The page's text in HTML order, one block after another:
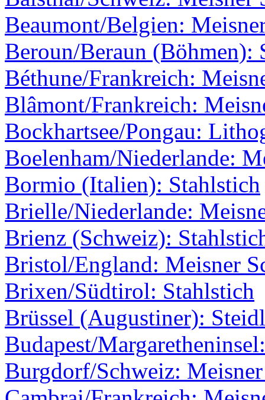
Beaumont/Belgien:
Beroun/Beraun (Böhmen):
Béthune/Frankreich:
Blâmont/Frankreich:
Bockhartsee/Pongau:
Boelenham/Niederlande:
Bormio (Italien): Stahlstich
Brielle/Niederlande:
Brienz (Schweiz):
Bristol/England: Meisner
Brixen/Südtirol: Stahlstich
Brüssel (Augustiner):
Budapest/
Burgdorf/Schweiz: